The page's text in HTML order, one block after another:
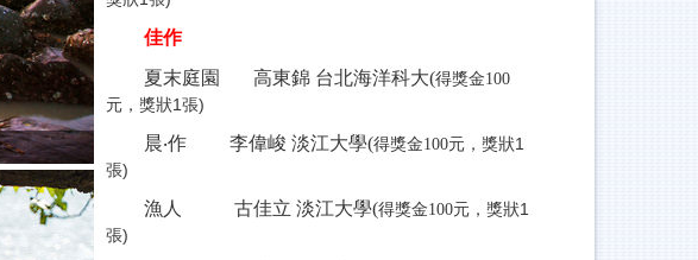
佳作
夏末庭園 高東錦 台北海洋科大(得獎金100
元，獎狀1張)
晨‧作 李偉峻 淡江大學(得獎金100元，獎狀1
張)
漁人 古佳立 淡江大學(得獎金100元，獎狀1
張)